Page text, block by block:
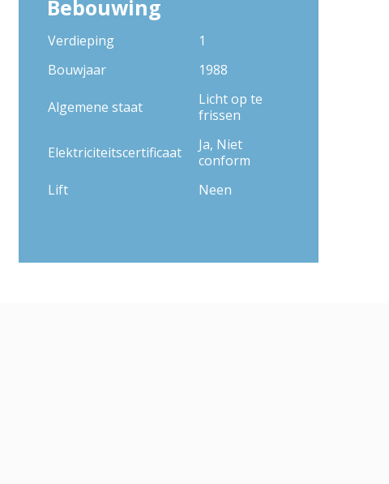
Bebouwing
Verdieping
1
Bouwjaar
1988
Algemene staat
Licht op te
frissen
Elektriciteitscertificaat
Ja, Niet
conform
Lift
Neen